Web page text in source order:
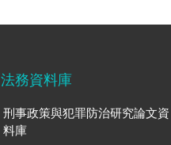
法務資料庫
刑事政策與犯罪防治研究論文資
料庫